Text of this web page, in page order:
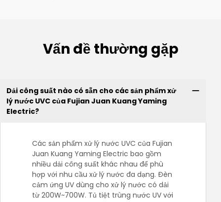
Vấn đề thường gặp
Dải công suất nào có sẵn cho các sản phẩm xử
lý nước UVC của Fujian Juan Kuang Yaming
Electric?
Các sản phẩm xử lý nước UVC của Fujian
Juan Kuang Yaming Electric bao gồm
nhiều dải công suất khác nhau để phù
hợp với nhu cầu xử lý nước đa dạng. Đèn
cảm ứng UV dùng cho xử lý nước có dải
từ 200W~700W. Tủ tiệt trùng nước UV với